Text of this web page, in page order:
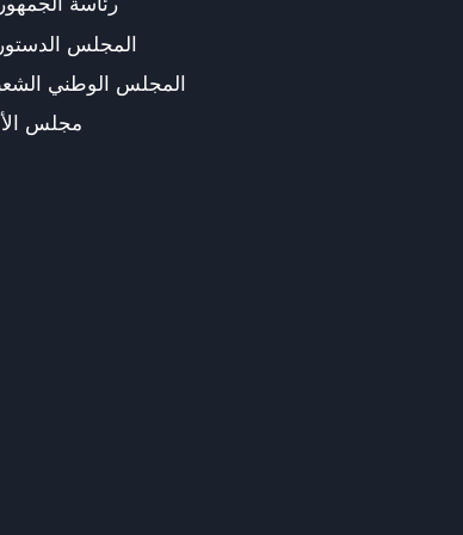
المجلس
المجلس الوطني
مجلس